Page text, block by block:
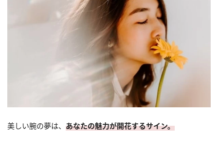
美しい腕の夢は、 あなたの魅力が開花するサイン。